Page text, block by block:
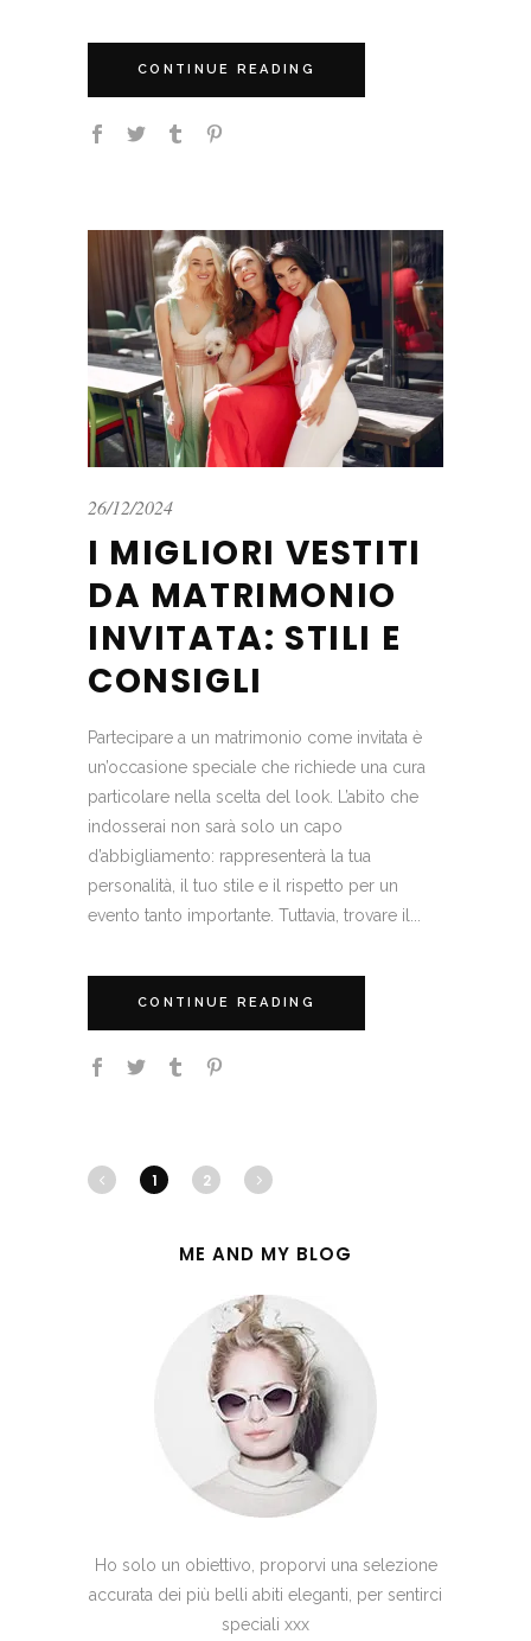
CONTINUE READING
26/12/2024
I MIGLIORI VESTITI
DA MATRIMONIO
INVITATA: STILI E
CONSIGLI
Partecipare a un matrimonio come invitata è
un’occasione speciale che richiede una cura
particolare nella scelta del look. L’abito che
indosserai non sarà solo un capo
d’abbigliamento: rappresenterà la tua
personalità, il tuo stile e il rispetto per un
evento tanto importante. Tuttavia, trovare il...
CONTINUE READING
1 2
ME AND MY BLOG
Ho solo un obiettivo, proporvi una selezione
accurata dei più belli abiti eleganti, per sentirci
speciali xxx